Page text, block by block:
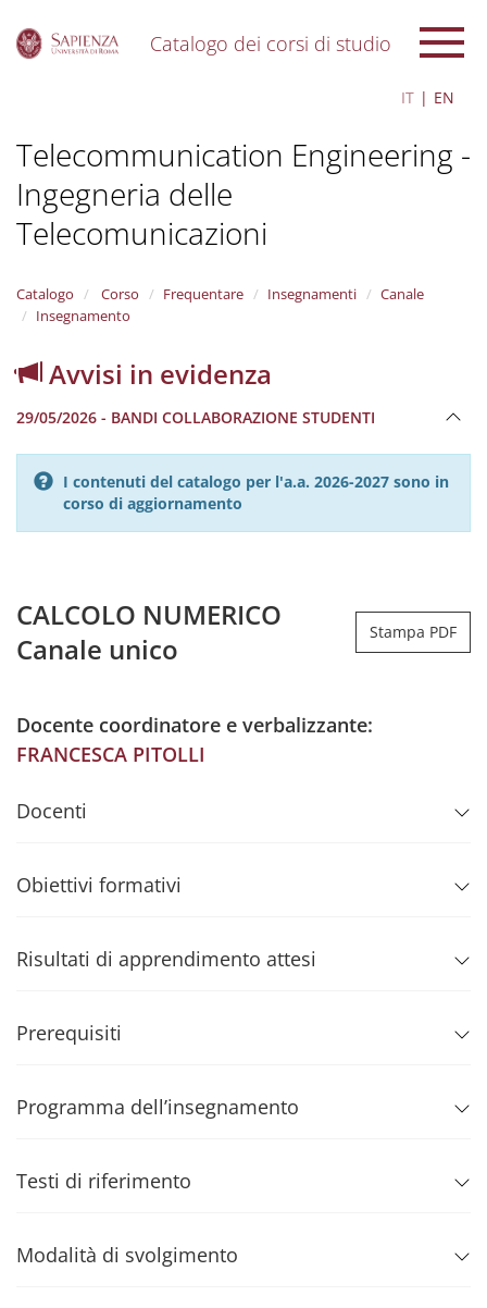
Catalogo dei corsi di studio
IT EN
Telecommunication Engineering -
Ingegneria delle
Telecomunicazioni
Catalogo Corso Frequentare Insegnamenti
Canale
Insegnamento
Avvisi in evidenza
29/05/2026 - BANDI COLLABORAZIONE STUDENTI
I contenuti del catalogo per l'a.a. 2026-2027 sono in
corso di aggiornamento
CALCOLO NUMERICO
Canale unico
Stampa PDF
Docente coordinatore e verbalizzante:
FRANCESCA PITOLLI
Docenti
Obiettivi formativi
Risultati di apprendimento attesi
Prerequisiti
Programma dell’insegnamento
Testi di riferimento
Modalità di svolgimento